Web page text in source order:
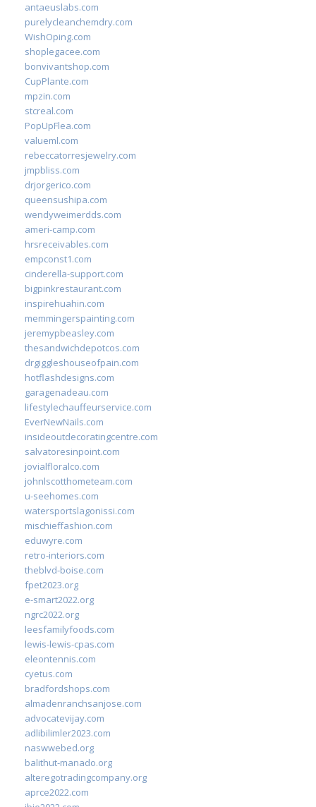
antaeuslabs.com
purelycleanchemdry.com
WishOping.com
shoplegacee.com
bonvivantshop.com
CupPlante.com
mpzin.com
stcreal.com
PopUpFlea.com
valueml.com
rebeccatorresjewelry.com
jmpbliss.com
drjorgerico.com
queensushipa.com
wendyweimerdds.com
ameri-camp.com
hrsreceivables.com
empconst1.com
cinderella-support.com
bigpinkrestaurant.com
inspirehuahin.com
memmingerspainting.com
jeremypbeasley.com
thesandwichdepotcos.com
drgiggleshouseofpain.com
hotflashdesigns.com
garagenadeau.com
lifestylechauffeurservice.com
EverNewNails.com
insideoutdecoratingcentre.com
salvatoresinpoint.com
jovialfloralco.com
johnlscotthometeam.com
u-seehomes.com
watersportslagonissi.com
mischieffashion.com
eduwyre.com
retro-interiors.com
theblvd-boise.com
fpet2023.org
e-smart2022.org
ngrc2022.org
leesfamilyfoods.com
lewis-lewis-cpas.com
eleontennis.com
cyetus.com
bradfordshops.com
almadenranchsanjose.com
advocatevijay.com
adlibilimler2023.com
naswwebed.org
balithut-manado.org
alteregotradingcompany.org
aprce2022.com